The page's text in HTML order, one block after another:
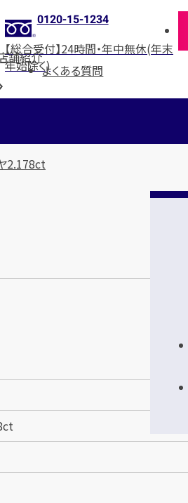
0120-15-1234
【総合受付】24時間・年中無休(年末
年始除く)
舗紹介
よくある質問
2.178ct